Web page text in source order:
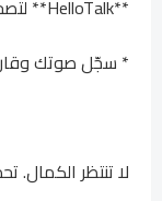
**HelloTalk** لتصحيح نطقك.
* سجّل صوتك
لا تنتظر الكمال.